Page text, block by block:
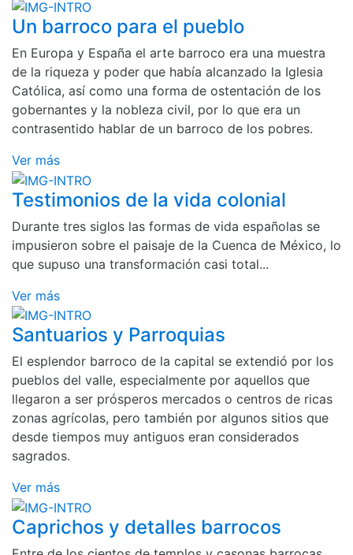
Un barroco para el pueblo
En Europa y España el arte barroco era una muestra
de la riqueza y poder que había alcanzado la Iglesia
Católica, así como una forma de ostentación de los
gobernantes y la nobleza civil, por lo que era un
contrasentido hablar de un barroco de los pobres.
Ver más
Testimonios de la vida colonial
Durante tres siglos las formas de vida españolas se
impusieron sobre el paisaje de la Cuenca de México, lo
que supuso una transformación casi total...
Ver más
Santuarios y Parroquias
El esplendor barroco de la capital se extendió por los
pueblos del valle, especialmente por aquellos que
llegaron a ser prósperos mercados o centros de ricas
zonas agrícolas, pero también por algunos sitios que
desde tiempos muy antiguos eran considerados
sagrados.
Ver más
Caprichos y detalles barrocos